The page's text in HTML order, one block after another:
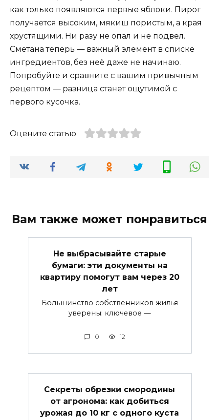
как только появляются первые яблоки. Пирог
получается высоким, мякиш пористым, а края
хрустящими. Ни разу не опал и не подвел.
Сметана теперь — важный элемент в списке
ингредиентов, без неё даже не начинаю.
Попробуйте и сравните с вашим привычным
рецептом — разница станет ощутимой с
первого кусочка.
Оцените статью
Вам также может понравиться
Не выбрасывайте старые
бумаги: эти документы на
квартиру помогут вам через 20
лет
Большинство собственников жилья
уверены: ключевое —
0 12
Секреты обрезки смородины
от агронома: как добиться
урожая до 10 кг с одного куста